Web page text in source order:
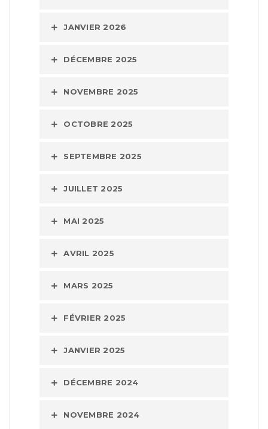
JANVIER 2026
DÉCEMBRE 2025
NOVEMBRE 2025
OCTOBRE 2025
SEPTEMBRE 2025
JUILLET 2025
MAI 2025
AVRIL 2025
MARS 2025
FÉVRIER 2025
JANVIER 2025
DÉCEMBRE 2024
NOVEMBRE 2024